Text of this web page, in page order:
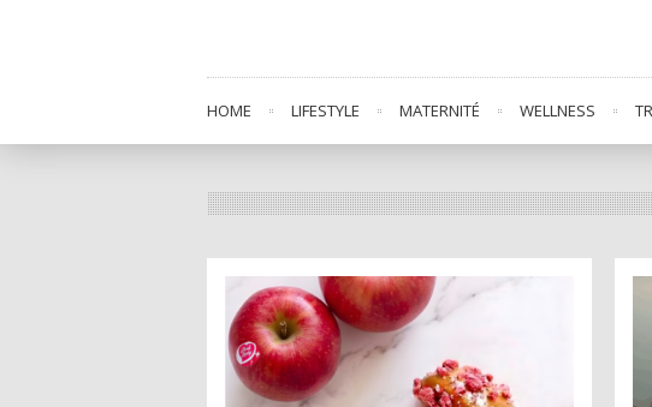
HOME LIFESTYLE MATERNITÉ WELLNESS